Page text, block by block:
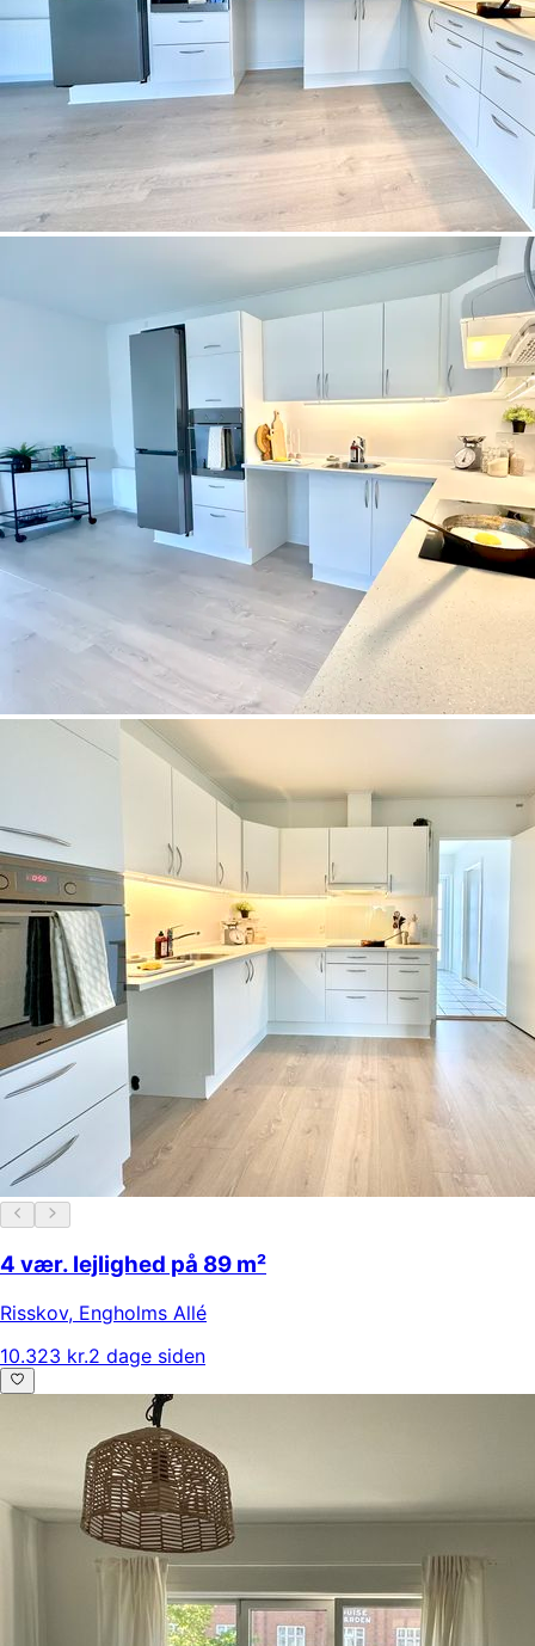
4 vær. lejlighed på 89 m²
Risskov, Engholms Allé
10.323 kr.2 dage siden